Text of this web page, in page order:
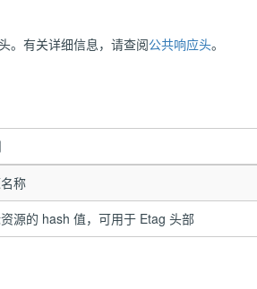
。有关详细信息，请查阅公共响应头。
称
源的 hash 值，可用于 Etag 头部